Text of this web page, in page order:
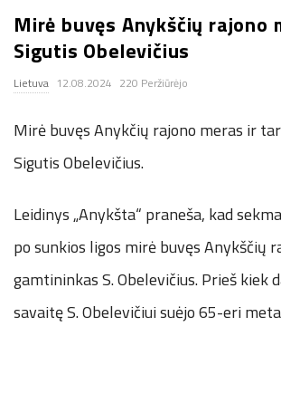
.
c
o
.
u
k
Mirė buvęs Anykščių rajono
Sigutis Obelevičius
Lietuva 12.08.2024 220 Peržiūrėjo
Mirė buvęs Anykčių rajono meras ir
Sigutis Obelevičius.
Leidinys „Anykšta“ praneša, kad
po sunkios ligos mirė buvęs Anykščių
gamtininkas S. Obelevičius. Prieš kiek
savaitę S. Obelevičiui suėjo 65-eri